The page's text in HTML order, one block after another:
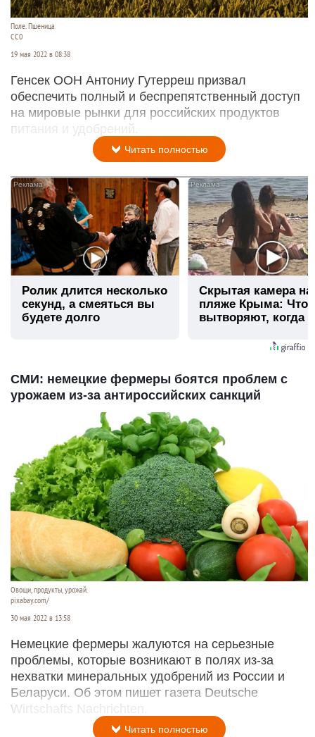
Поле. Пшеница
СС0
19 мая 2022 в 08:38
Генсек ООН Антониу Гутерреш призвал
обеспечить полный и беспрепятственный доступ
на мировые рынки для российских продуктов
питания и удобрений.
Читать полностью
Ролик длится несколько
секунд, а смеяться вы
будете долго
Скрытая камера на
пляже Крыма: Что
вытворяют, когда
СМИ: немецкие фермеры боятся проблем с
урожаем из-за антироссийских санкций
Овощи, продукты, урожай.
pixabay.com/
30 мая 2022 в 13:58
Немецкие фермеры жалуются на серьезные
проблемы, которые возникают в полях из-за
нехватки минеральных удобрений из России и
Беларуси. Об этом пишет газета Deutsche
Wirtschafts Nachrichten.
Читать полностью